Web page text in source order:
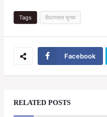
Tags विधानसभा चुनाव
Facebook
RELATED POSTS